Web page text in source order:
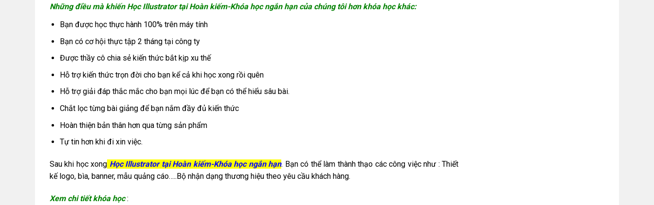
Những điều mà khiến Học Illustrator tại Hoàn kiếm-Khóa học ngắn hạn của chúng tôi hơn khóa học khác:
Bạn được học thực hành 100% trên máy tính
Bạn có cơ hội thực tập 2 tháng tại công ty
Được thầy cô chia sẻ kiến thức bắt kịp xu thế
Hỗ trợ kiến thức trọn đời cho bạn kể cả khi học xong rồi quên
Hỗ trợ giải đáp thắc mắc cho bạn mọi lúc để bạn có thể hiểu sâu bài.
Chắt lọc từng bài giảng để bạn nắm đầy đủ kiến thức
Hoàn thiện bản thân hơn qua từng sản phẩm
Tự tin hơn khi đi xin việc.
Sau khi học xong Học Illustrator tại Hoàn kiếm-Khóa học ngắn hạn. Bạn có thể làm thành thạo các công việc như : Thiết
kế logo, bìa, banner, mẫu quảng cáo…..Bộ nhận dạng thương hiệu theo yêu cầu khách hàng.
Xem chi tiết khóa học :